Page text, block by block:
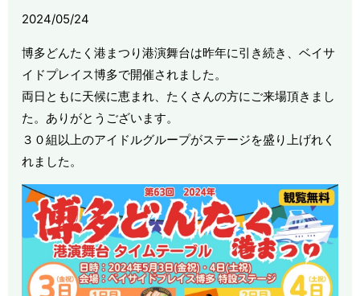
2024/05/24
博多どんたく港まつり港演舞台は昨年に引き続き、ベイサ
イドプレイス博多で開催されました。
両日ともに天候に恵まれ、たくさんの方にご来場頂きまし
た。ありがとうございます。
３０組以上のアイドルグループがステージを盛り上げれく
れました。